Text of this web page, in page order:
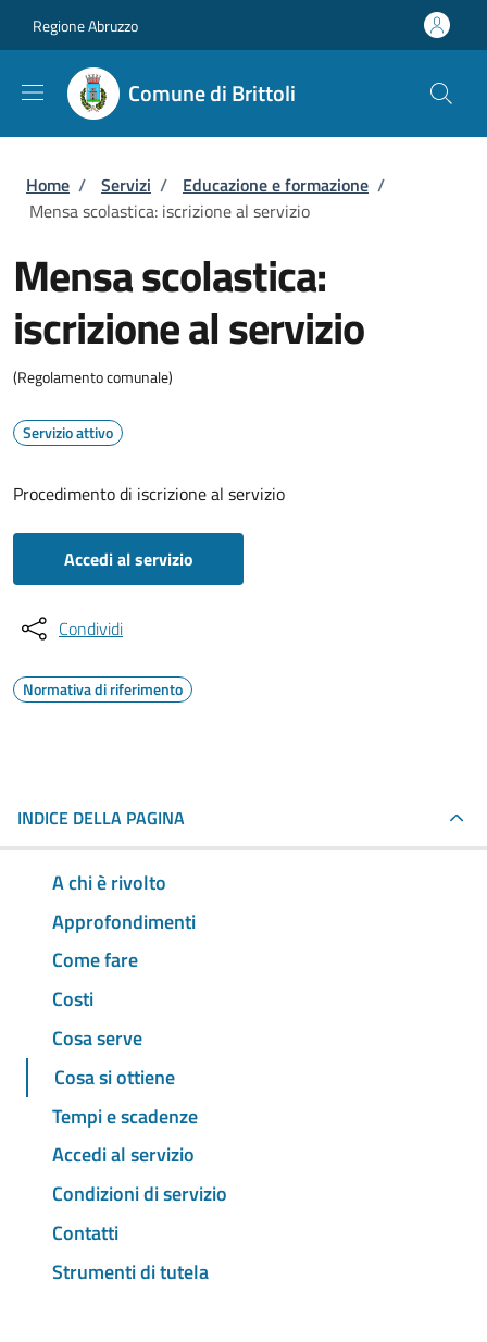
Regione Abruzzo
Comune di Brittoli
Briciole di pane
Home / Servizi / Educazione e formazione /
Mensa scolastica: iscrizione al servizio
Mensa scolastica:
iscrizione al servizio
(Regolamento comunale)
Servizio attivo
Procedimento di iscrizione al servizio
Accedi al servizio
Condividi
Normativa di riferimento
INDICE DELLA PAGINA
A chi è rivolto
Approfondimenti
Come fare
Costi
Cosa serve
Cosa si ottiene
Tempi e scadenze
Accedi al servizio
Condizioni di servizio
Contatti
Strumenti di tutela